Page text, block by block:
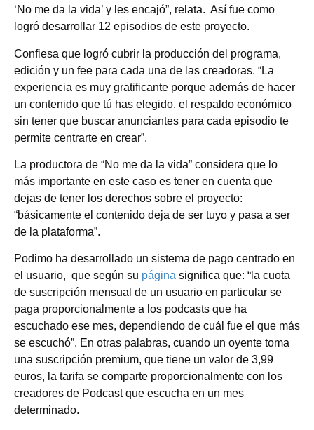
‘No me da la vida’ y les encajó”, relata. Así fue como
logró desarrollar 12 episodios de este proyecto.
Confiesa que logró cubrir la producción del programa,
edición y un fee para cada una de las creadoras. “La
experiencia es muy gratificante porque además de hacer
un contenido que tú has elegido, el respaldo económico
sin tener que buscar anunciantes para cada episodio te
permite centrarte en crear”.
La productora de “No me da la vida” considera que lo
más importante en este caso es tener en cuenta que
dejas de tener los derechos sobre el proyecto:
“básicamente el contenido deja de ser tuyo y pasa a ser
de la plataforma”.
Podimo ha desarrollado un sistema de pago centrado en
el usuario, que según su página significa que: “la cuota
de suscripción mensual de un usuario en particular se
paga proporcionalmente a los podcasts que ha
escuchado ese mes, dependiendo de cuál fue el que más
se escuchó”. En otras palabras, cuando un oyente toma
una suscripción premium, que tiene un valor de 3,99
euros, la tarifa se comparte proporcionalmente con los
creadores de Podcast que escucha en un mes
determinado.